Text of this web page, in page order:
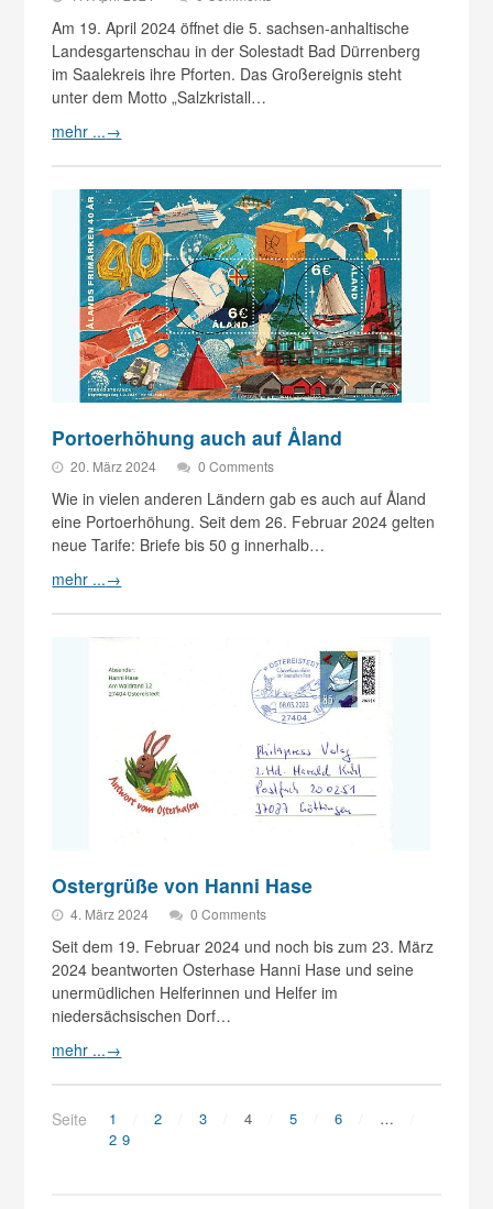
Am 19. April 2024 öffnet die 5. sachsen-anhaltische
Landesgartenschau in der Solestadt Bad Dürrenberg
im Saalekreis ihre Pforten. Das Großereignis steht
unter dem Motto „Salzkristall…
mehr ...→
Portoerhöhung auch auf Åland
20. März 2024 0 Comments
Wie in vielen anderen Ländern gab es auch auf Åland
eine Portoerhöhung. Seit dem 26. Februar 2024 gelten
neue Tarife: Briefe bis 50 g innerhalb…
mehr ...→
Ostergrüße von Hanni Hase
4. März 2024 0 Comments
Seit dem 19. Februar 2024 und noch bis zum 23. März
2024 beantworten Osterhase Hanni Hase und seine
unermüdlichen Helferinnen und Helfer im
niedersächsischen Dorf…
mehr ...→
Seite 1 2 3 4 5 6
…
29